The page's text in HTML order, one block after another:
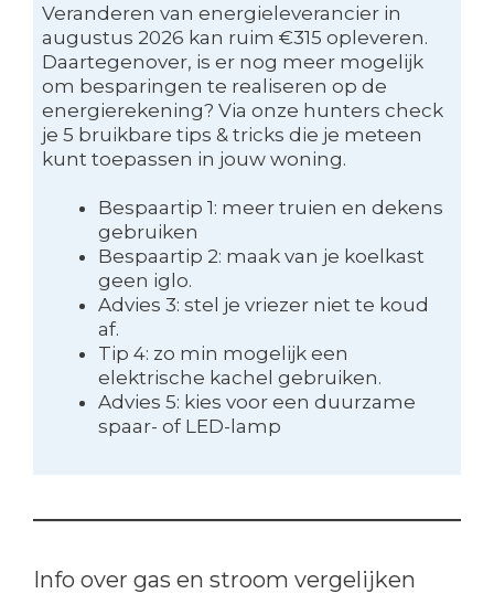
Veranderen van energieleverancier in
augustus 2026 kan ruim €315 opleveren.
Daartegenover, is er nog meer mogelijk
om besparingen te realiseren op de
energierekening? Via onze hunters check
je 5 bruikbare tips & tricks die je meteen
kunt toepassen in jouw woning.
Bespaartip 1: meer truien en dekens
gebruiken
Bespaartip 2: maak van je koelkast
geen iglo.
Advies 3: stel je vriezer niet te koud
af.
Tip 4: zo min mogelijk een
elektrische kachel gebruiken.
Advies 5: kies voor een duurzame
spaar- of LED-lamp
Info over gas en stroom vergelijken